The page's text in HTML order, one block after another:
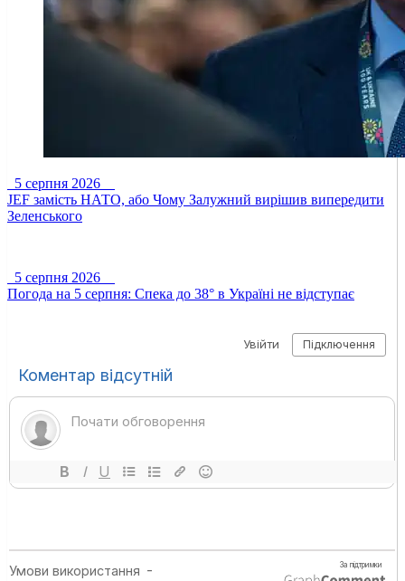
5 серпня 2026
JEF замість НАТО, або Чому Залужний вирішив випередити
Зеленського
5 серпня 2026
Погода на 5 серпня: Спека до 38° в Україні не відступає